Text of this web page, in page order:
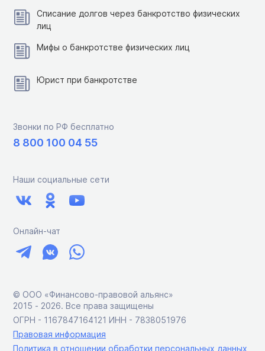
Списание долгов через банкротство физических
лиц
Мифы о банкротстве физических лиц
Юрист при банкротстве
Звонки по РФ бесплатно
8 800 100 04 55
Наши социальные сети
Онлайн-чат
© ООО «Финансово-правовой альянс»
2015 ‑ 2026. Все права защищены
ОГРН - 1167847164121 ИНН - 7838051976
Правовая информация
Политика в отношении обработки персональных данных